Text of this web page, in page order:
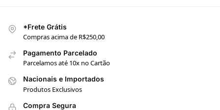
*Frete Grátis
Compras acima de R$250,00
Pagamento Parcelado
Parcelamos até 10x no Cartão
Nacionais e Importados
Produtos Exclusivos
Compra Segura